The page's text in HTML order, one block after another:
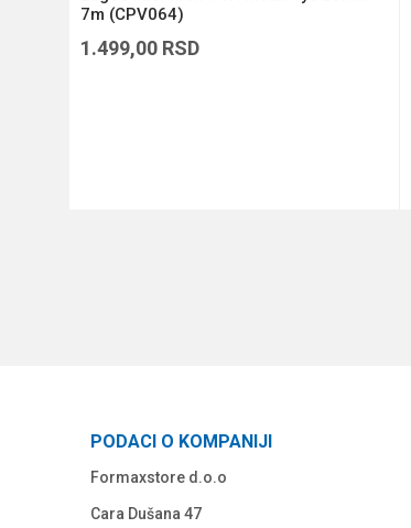
7m (CPV064)
1.499,00 RSD
PODACI O KOMPANIJI
Formaxstore d.o.o
Cara Dušana 47